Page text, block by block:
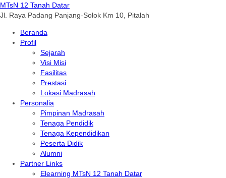
MTsN 12 Tanah Datar
Jl. Raya Padang Panjang-Solok Km 10, Pitalah
Beranda
Profil
Sejarah
Visi Misi
Fasilitas
Prestasi
Lokasi Madrasah
Personalia
Pimpinan Madrasah
Tenaga Pendidik
Tenaga Kependidikan
Peserta Didik
Alumni
Partner Links
Elearning MTsN 12 Tanah Datar